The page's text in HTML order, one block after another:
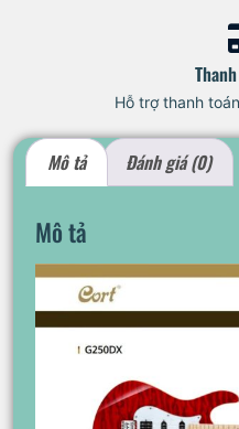
Hỗ trợ thanh
Mô tả Đánh giá (0)
Mô tả